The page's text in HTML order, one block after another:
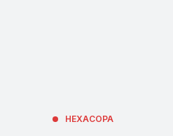
HEXACOPA